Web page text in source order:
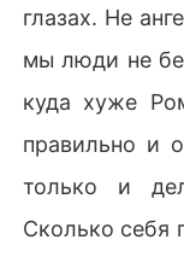
глазах. Не
мы люди не
куда хуже
правильно и
только и
Сколько себя